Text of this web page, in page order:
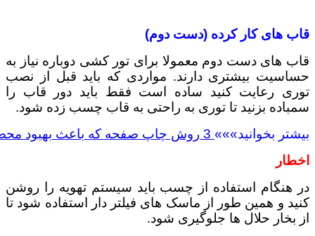
قاب های کار کرده (دست دوم)
قاب های دست دوم معمولا برای تور کشی دوباره نیاز به
حساسیت بیشتری دارند. مواردی که باید قبل از نصب
توری رعایت کنید ساده است فقط باید دور قاب را
سمباده بزنید تا توری به راحتی به قاب چسب زده شود.
بیشتر بخوانید»»»
اخطار
در هنگام استفاده از چسب باید سیستم تهویه را روشن
کنید و همین طور از ماسک های فیلتر دار استفاده شود تا
از بخار حلال ها جلوگیری شود.